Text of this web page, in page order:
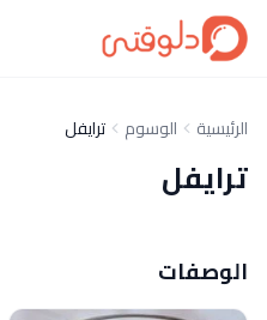
الرئيسية الوسوم ترايفل
ترايفل
الوصفات